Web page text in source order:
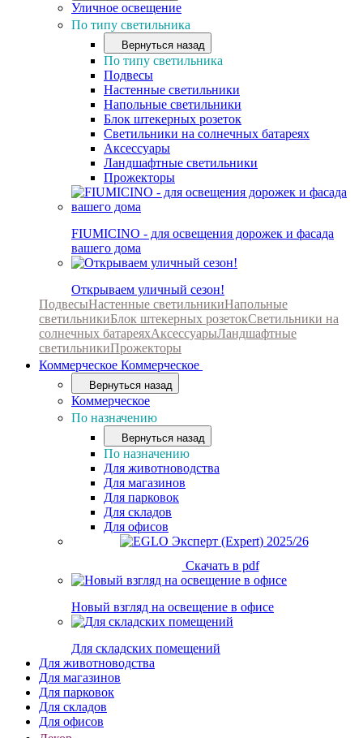
Уличное освещение
По типу светильника
Вернуться назад
По типу светильника
Подвесы
Настенные светильники
Напольные светильники
Блок штекерных розеток
Светильники на солнечных батареях
Аксессуары
Ландшафтные светильники
Прожекторы
FIUMICINO - для освещения дорожек и фасада
вашего дома
Открываем уличный сезон!
ПодвесыНастенные светильникиНапольные
светильникиБлок штекерных розетокСветильники на
солнечных батареяхАксессуарыЛандшафтные
светильникиПрожекторы
Коммерческое Коммерческое
Вернуться назад
Коммерческое
По назначению
Вернуться назад
По назначению
Для животноводства
Для магазинов
Для парковок
Для складов
Для офисов
Скачать в pdf
Новый взгляд на освещение в офисе
Для складских помещений
Для животноводства
Для магазинов
Для парковок
Для складов
Для офисов